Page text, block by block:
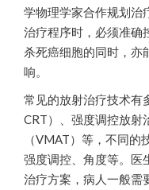
学物理学家合作规划治
治疗程序时，必须准确
杀死癌细胞的同时，亦
响。
常见的放射治疗技术有
CRT）、强度调控放射
（VMAT）等，不同
强度调控、角度等。医
治疗方案，病人一般需